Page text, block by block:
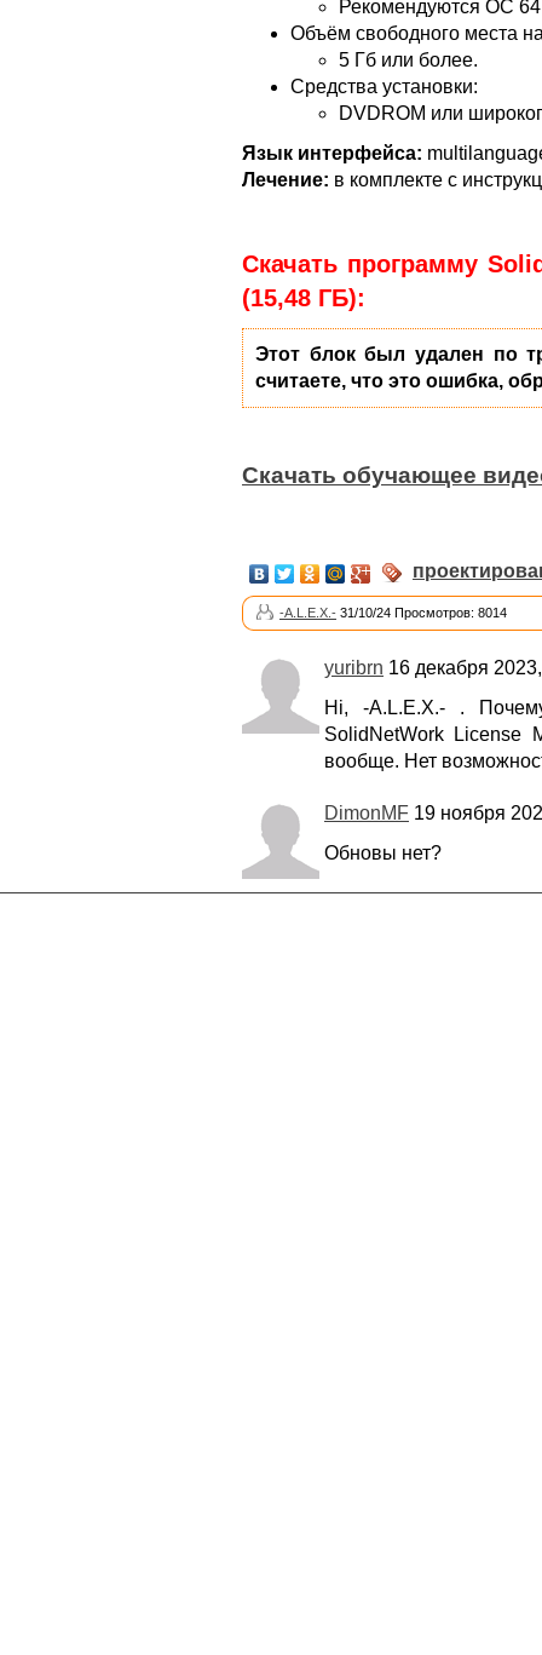
Рекомендуются ОС
Объём свободного места
5 Гб или более.
Средства установки:
DVDROM или
Язык интерфейса:
Лечение: в комплекте с
Скачать программу
(15,48 ГБ):
Этот блок был удален по
считаете, что это ошибка,
Скачать обучающее
-A.L.E.X.- 31/10/24 Просмотров: 8014
yuribrn 16 декабря
Hi, -A.L.E.X.- .
SolidNetWork License
вообще. Нет
DimonMF 19 ноября
Обновы нет?